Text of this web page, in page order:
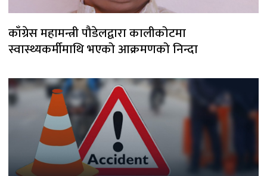
काँग्रेस महामन्त्री पौडेलद्वारा कालीकोटमा
स्वास्थ्यकर्मीमाथि भएको आक्रमणको निन्दा